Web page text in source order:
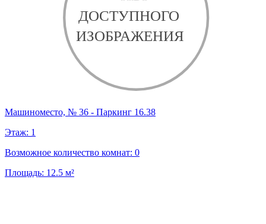
Машиноместо, № 36 - Паркинг 16.38
Этаж: 1
Возможное количество комнат: 0
Площадь: 12.5 м²